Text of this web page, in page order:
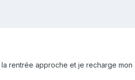
la rentrée approche et je recharge mon